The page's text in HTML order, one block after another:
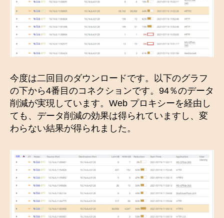
今度は二回目のダウンロードです。以下のグラフ
の下から4番目のコネクションです。94％のデータ
削減が実現しています。Web プロキシーを経由し
ても、データ削減の効果は得られていますし、変
わらない結果が得られました。